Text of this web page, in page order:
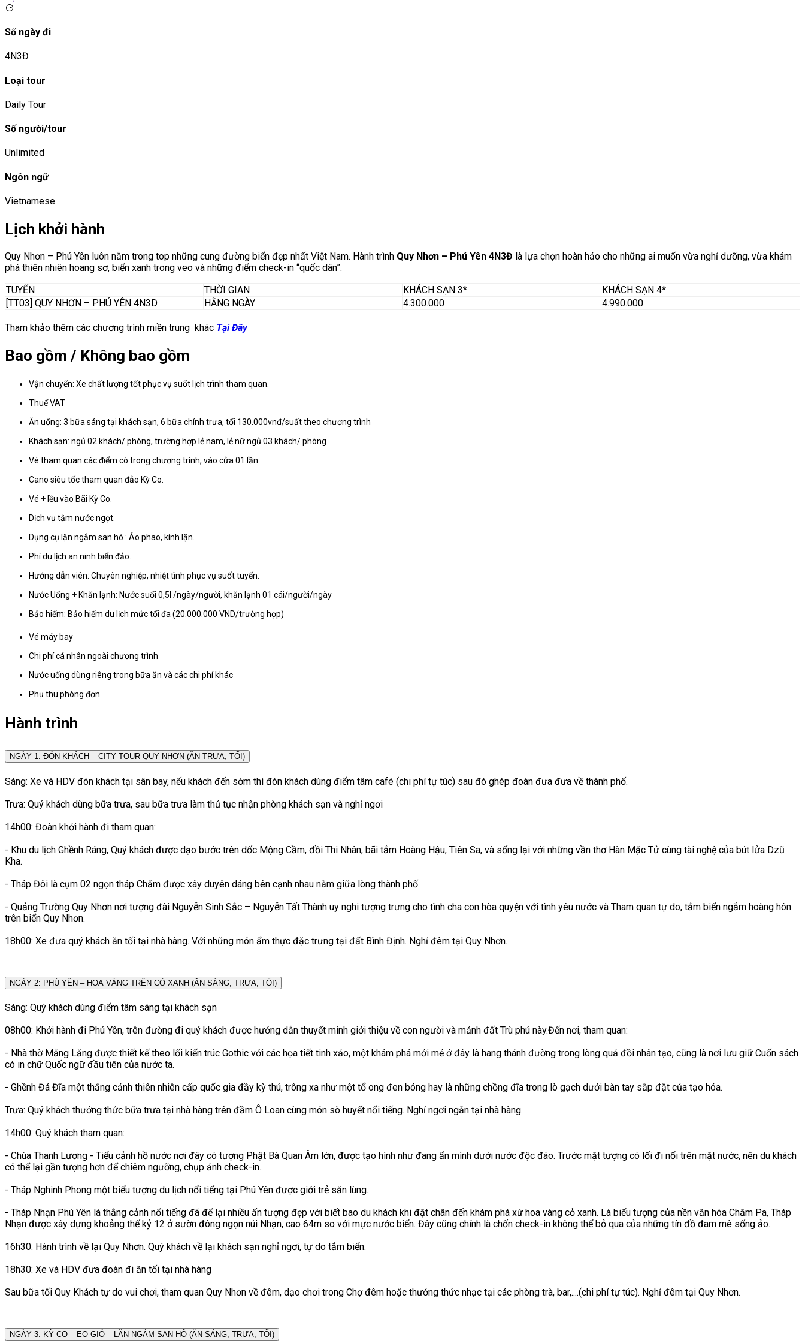
Số ngày đi
4N3Đ
Loại tour
Daily Tour
Số người/tour
Unlimited
Ngôn ngữ
Vietnamese
Lịch khởi hành
Quy Nhơn – Phú Yên luôn nằm trong top những cung đường biển đẹp nhất Việt Nam. Hành trình Quy Nhơn – Phú Yên 4N3Đ là lựa chọn hoàn hảo cho những ai muốn vừa nghỉ dưỡng, vừa khám
phá thiên nhiên hoang sơ, biển xanh trong veo và những điểm check-in “quốc dân”.
TUYẾN
THỜI GIAN KHÁCH SẠN 3*
KHÁCH SẠN 4*
[TT03] QUY NHƠN – PHÚ YÊN 4N3D
HẰNG NGÀY 4.300.000 4.990.000
Tham khảo thêm các chương trình miền trung khác Tại Đây
Bao gồm / Không bao gồm
Vận chuyển: Xe chất lượng tốt phục vụ suốt lịch trình tham quan.
Thuế VAT
Ăn uống: 3 bữa sáng tại khách sạn, 6 bữa chính trưa, tối 130.000vnđ/suất theo chương trình
Khách sạn: ngủ 02 khách/ phòng, trường hợp lẻ nam, lẻ nữ ngủ 03 khách/ phòng
Vé tham quan các điểm có trong chương trình, vào cửa 01 lần
Cano siêu tốc tham quan đảo Kỳ Co.
Vé + lều vào Bãi Kỳ Co.
Dịch vụ tắm nước ngọt.
Dụng cụ lặn ngắm san hô : Áo phao, kính lặn.
Phí du lịch an ninh biển đảo.
Hướng dẫn viên: Chuyên nghiệp, nhiệt tình phục vụ suốt tuyến.
Nước Uống + Khăn lạnh: Nước suối 0,5l /ngày/người, khăn lạnh 01 cái/người/ngày
Bảo hiểm: Bảo hiểm du lịch mức tối đa (20.000.000 VND/trường hợp)
Vé máy bay
Chi phí cá nhân ngoài chương trình
Nước uống dùng riêng trong bữa ăn và các chi phí khác
Phụ thu phòng đơn
Hành trình
NGÀY 1: ĐÓN KHÁCH – CITY TOUR QUY NHƠN (ĂN TRƯA, TỐI)
Sáng: Xe và HDV đón khách tại sân bay, nếu khách đến sớm thì đón khách dùng điểm tâm café (chi phí tự túc) sau đó ghép đoàn đưa đưa về thành phố.
Trưa: Quý khách dùng bữa trưa, sau bữa trưa làm thủ tục nhận phòng khách sạn và nghỉ ngơi
14h00: Đoàn khởi hành đi tham quan:
- Khu du lịch Ghềnh Ráng, Quý khách được dạo bước trên dốc Mộng Cầm, đồi Thi Nhân, bãi tắm Hoàng Hậu, Tiên Sa, và sống lại với những vần thơ Hàn Mặc Tử cùng tài nghệ của bút lửa Dzũ
Kha.
- Tháp Đôi là cụm 02 ngọn tháp Chăm được xây duyên dáng bên cạnh nhau nằm giữa lòng thành phố.
- Quảng Trường Quy Nhơn nơi tượng đài Nguyễn Sinh Sắc – Nguyễn Tất Thành uy nghi tượng trưng cho tình cha con hòa quyện với tình yêu nước và Tham quan tự do, tắm biển ngắm hoàng hôn
trên biển Quy Nhơn.
18h00: Xe đưa quý khách ăn tối tại nhà hàng. Với những món ẩm thực đặc trưng tại đất Bình Định. Nghỉ đêm tại Quy Nhơn.
NGÀY 2: PHÚ YÊN – HOA VÀNG TRÊN CỎ XANH (ĂN SÁNG, TRƯA, TỐI)
Sáng: Quý khách dùng điểm tâm sáng tại khách sạn
08h00: Khởi hành đi Phú Yên, trên đường đi quý khách được hướng dẫn thuyết minh giới thiệu về con người và mảnh đất Trù phú này.Đến nơi, tham quan:
- Nhà thờ Mằng Lăng được thiết kế theo lối kiến trúc Gothic với các họa tiết tinh xảo, một khám phá mới mẻ ở đây là hang thánh đường trong lòng quả đồi nhân tạo, cũng là nơi lưu giữ Cuốn sách
có in chữ Quốc ngữ đầu tiên của nước ta.
- Ghềnh Đá Đĩa một thắng cảnh thiên nhiên cấp quốc gia đầy kỳ thú, trông xa như một tổ ong đen bóng hay là những chồng đĩa trong lò gạch dưới bàn tay sắp đặt của tạo hóa.
Trưa: Quý khách thưởng thức bữa trưa tại nhà hàng trên đầm Ô Loan cùng món sò huyết nổi tiếng. Nghỉ ngơi ngắn tại nhà hàng.
14h00: Quý khách tham quan:
- Chùa Thanh Lương - Tiểu cảnh hồ nước nơi đây có tượng Phật Bà Quan Âm lớn, được tạo hình như đang ẩn mình dưới nước độc đáo. Trước mặt tượng có lối đi nổi trên mặt nước, nên du khách
có thể lại gần tượng hơn để chiêm ngưỡng, chụp ảnh check-in..
- Tháp Nghinh Phong một biểu tượng du lịch nổi tiếng tại Phú Yên được giới trẻ săn lùng.
- Tháp Nhạn Phú Yên là thắng cảnh nổi tiếng đã để lại nhiều ấn tượng đẹp với biết bao du khách khi đặt chân đến khám phá xứ hoa vàng cỏ xanh. Là biểu tượng của nền văn hóa Chăm Pa, Tháp
Nhạn được xây dựng khoảng thế kỷ 12 ở sườn đông ngọn núi Nhạn, cao 64m so với mực nước biển. Đây cũng chính là chốn check-in không thể bỏ qua của những tín đồ đam mê sống ảo.
16h30: Hành trình về lại Quy Nhơn. Quý khách về lại khách sạn nghỉ ngơi, tự do tắm biển.
18h30: Xe và HDV đưa đoàn đi ăn tối tại nhà hàng
Sau bữa tối Quy Khách tự do vui chơi, tham quan Quy Nhơn về đêm, dạo chơi trong Chợ đêm hoặc thưởng thức nhạc tại các phòng trà, bar,....(chi phí tự túc). Nghỉ đêm tại Quy Nhơn.
NGÀY 3: KỲ CO – EO GIÓ – LẶN NGẮM SAN HÔ (ĂN SÁNG, TRƯA, TỐI)